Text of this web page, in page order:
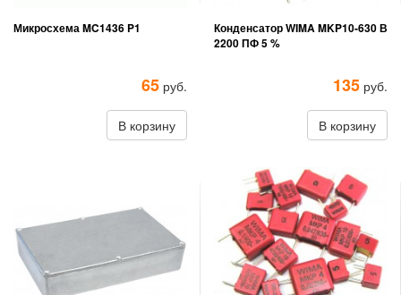
Микросхема MC1436 P1
65 руб.
В корзину
Конденсатор WIMA MKP10-630 В
2200 ПФ 5 %
135 руб.
В корзину